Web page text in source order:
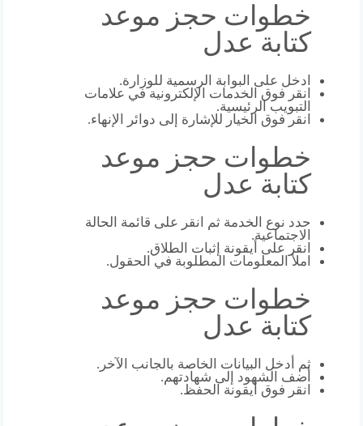
خطوات حجز موعد
كتابة عدل
ادخل على البوابة الرسمية للوزارة.
انقر فوق الخدمات الإلكترونية في علامات
التبويب الرئيسية.
انقر فوق الخيار للإشارة إلى دوائر الإنهاء.
خطوات حجز موعد
كتابة عدل
حدد نوع الخدمة ثم انقر على قائمة الحالة
الاجتماعية.
انقر على أيقونة إثبات الطلاق.
املأ المعلومات المطلوبة في الحقول.
خطوات حجز موعد
كتابة عدل
ثم أدخل البيانات الخاصة بالجانب الآخر.
أضف الشهود إلى شهادتهم.
انقر فوق أيقونة الحفظ.